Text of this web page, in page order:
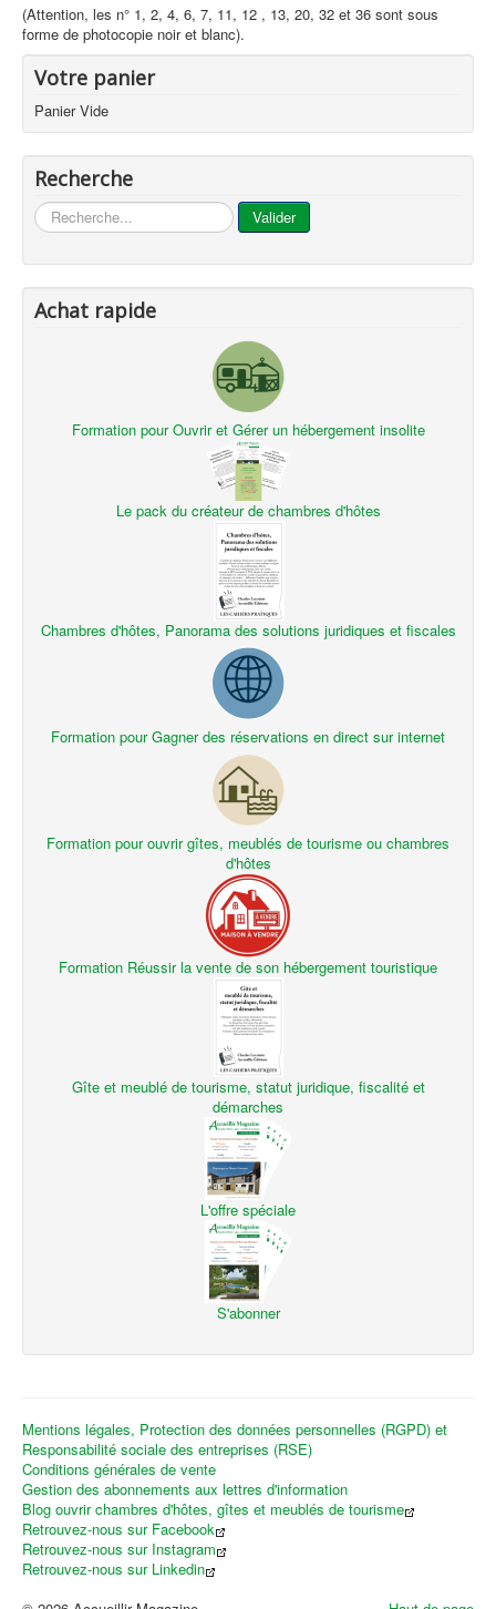
(Attention, les n° 1, 2, 4, 6, 7, 11, 12 , 13, 20, 32 et 36 sont sous
forme de photocopie noir et blanc).
Votre panier
Panier Vide
Recherche
... Valider
Achat rapide
Formation pour Ouvrir et Gérer un hébergement insolite
Le pack du créateur de chambres d'hôtes
Chambres d'hôtes, Panorama des solutions juridiques et fiscales
Formation pour Gagner des réservations en direct sur internet
Formation pour ouvrir gîtes, meublés de tourisme ou chambres
d'hôtes
Formation Réussir la vente de son hébergement touristique
Gîte et meublé de tourisme, statut juridique, fiscalité et
démarches
L'offre spéciale
S'abonner
Mentions légales, Protection des données personnelles (RGPD) et
Responsabilité sociale des entreprises (RSE)
Conditions générales de vente
Gestion des abonnements aux lettres d'information
Blog ouvrir chambres d'hôtes, gîtes et meublés de tourisme
Retrouvez-nous sur Facebook
Retrouvez-nous sur Instagram
Retrouvez-nous sur Linkedin